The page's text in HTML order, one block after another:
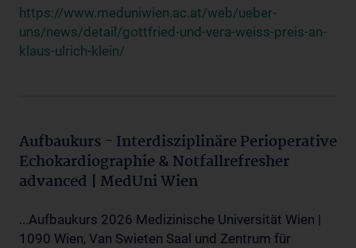
https://www.meduniwien.ac.at/web/ueber-
uns/news/detail/gottfried-und-vera-weiss-preis-an-
klaus-ulrich-klein/
Aufbaukurs - Interdisziplinäre Perioperative
Echokardiographie & Notfallrefresher
advanced | MedUni Wien
...Aufbaukurs 2026 Medizinische Universität Wien |
1090 Wien, Van Swieten Saal und Zentrum für